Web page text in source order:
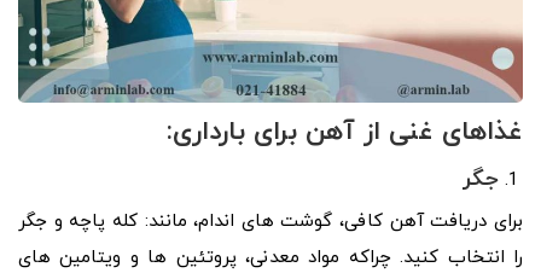
غذاهای غنی از آهن برای بارداری:
جگر
برای دریافت آهن کافی، گوشت های اندام، مانند: کله پاچه و جگر
را انتخاب کنید. چراکه مواد معدنی، پروتئین ها و ویتامین های